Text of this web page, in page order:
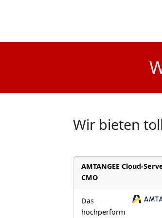
Wir bieten
AMTANGEE Cloud-
CMO
Das
hochperform